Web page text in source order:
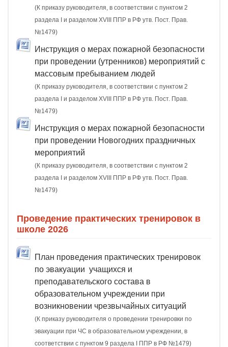
(К приказу руководителя, в соответствии с пунктом 2
раздела I и разделом XVIII ППР в РФ утв. Пост. Прав.
№1479)
Инструкция о мерах пожарной безопасности
при проведении (утренников) мероприятий с
массовым пребыванием людей
(К приказу руководителя, в соответствии с пунктом 2
раздела I и разделом XVIII ППР в РФ утв. Пост. Прав.
№1479)
Инструкция о мерах пожарной безопасности
при проведении Новогодних праздничных
мероприятий
(К приказу руководителя, в соответствии с пунктом 2
раздела I и разделом XVIII ППР в РФ утв. Пост. Прав.
№1479)
Проведение практических тренировок в
школе 2026
План проведения практических тренировок
по эвакуации учащихся и
преподавательского состава в
образовательном учреждении при
возникновении чрезвычайных ситуаций
(К приказу руководителя о проведении тренировки по
эвакуации при ЧС в образовательном учреждении, в
соответствии с пунктом 9 раздела I ППР в РФ №1479)